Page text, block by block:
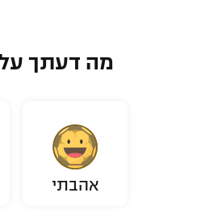
מה דעתך
אהבתי